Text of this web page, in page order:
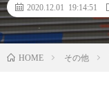
2020.12.01 19:14:51
HOME その他